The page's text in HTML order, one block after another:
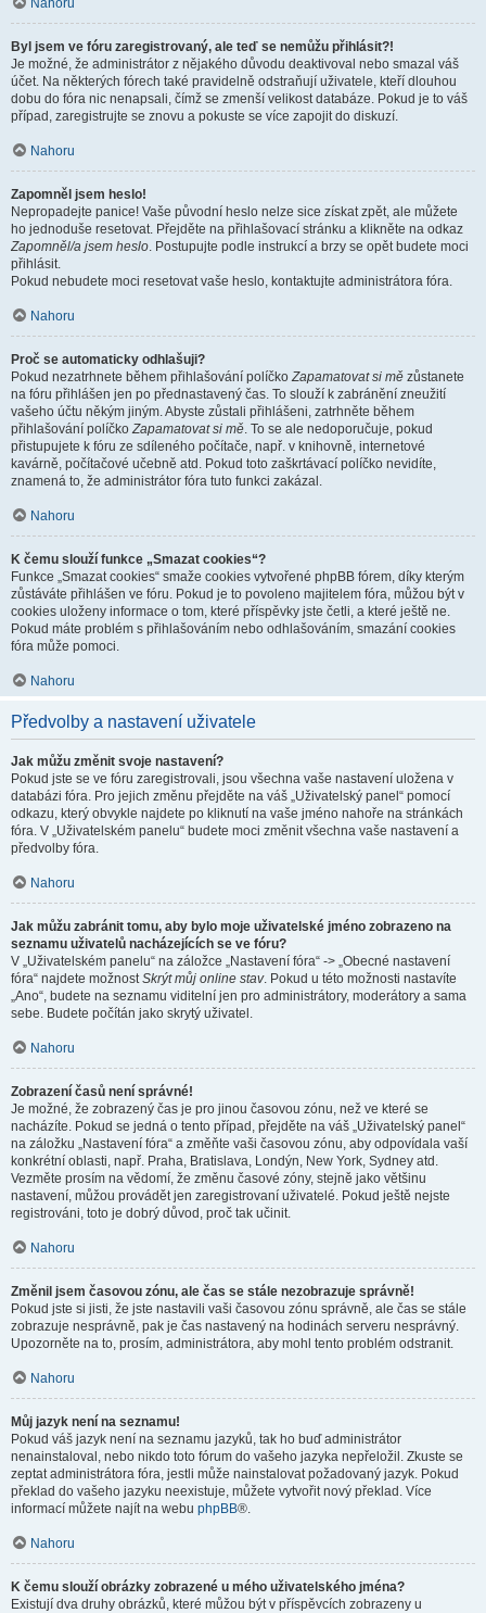
Nahoru
Byl jsem ve fóru zaregistrovaný, ale teď se nemůžu přihlásit?!
Je možné, že administrátor z nějakého důvodu deaktivoval nebo smazal váš
účet. Na některých fórech také pravidelně odstraňují uživatele, kteří dlouhou
dobu do fóra nic nenapsali, čímž se zmenší velikost databáze. Pokud je to váš
případ, zaregistrujte se znovu a pokuste se více zapojit do diskuzí.
Nahoru
Zapomněl jsem heslo!
Nepropadejte panice! Vaše původní heslo nelze sice získat zpět, ale můžete
ho jednoduše resetovat. Přejděte na přihlašovací stránku a klikněte na odkaz
Zapomněl/a jsem heslo. Postupujte podle instrukcí a brzy se opět budete moci
přihlásit.
Pokud nebudete moci resetovat vaše heslo, kontaktujte administrátora fóra.
Nahoru
Proč se automaticky odhlašuji?
Pokud nezatrhnete během přihlašování políčkoZapamatovat si mě zůstanete
na fóru přihlášen jen po přednastavený čas. To slouží k zabránění zneužití
vašeho účtu někým jiným. Abyste zůstali přihlášeni, zatrhněte během
přihlašování políčkoZapamatovat si mě. To se ale nedoporučuje, pokud
přistupujete k fóru ze sdíleného počítače, např. v knihovně, internetové
kavárně, počítačové učebně atd. Pokud toto zaškrtávací políčko nevidíte,
znamená to, že administrátor fóra tuto funkci zakázal.
Nahoru
K čemu slouží funkce „Smazat cookies“?
Funkce „Smazat cookies“ smaže cookies vytvořené phpBB fórem, díky kterým
zůstáváte přihlášen ve fóru. Pokud je to povoleno majitelem fóra, můžou být v
cookies uloženy informace o tom, které příspěvky jste četli, a které ještě ne.
Pokud máte problém s přihlašováním nebo odhlašováním, smazání cookies
fóra může pomoci.
Nahoru
Předvolby a nastavení uživatele
Jak můžu změnit svoje nastavení?
Pokud jste se ve fóru zaregistrovali, jsou všechna vaše nastavení uložena v
databázi fóra. Pro jejich změnu přejděte na váš „Uživatelský panel“ pomocí
odkazu, který obvykle najdete po kliknutí na vaše jméno nahoře na stránkách
fóra. V „Uživatelském panelu“ budete moci změnit všechna vaše nastavení a
předvolby fóra.
Nahoru
Jak můžu zabránit tomu, aby bylo moje uživatelské jméno zobrazeno na
seznamu uživatelů nacházejících se ve fóru?
V „Uživatelském panelu“ na záložce „Nastavení fóra“ -> „Obecné nastavení
fóra“ najdete možnostSkrýt můj online stav. Pokud u této možnosti nastavíte
„Ano“, budete na seznamu viditelní jen pro administrátory, moderátory a sama
sebe. Budete počítán jako skrytý uživatel.
Nahoru
Zobrazení časů není správné!
Je možné, že zobrazený čas je pro jinou časovou zónu, než ve které se
nacházíte. Pokud se jedná o tento případ, přejděte na váš „Uživatelský panel“
na záložku „Nastavení fóra“ a změňte vaši časovou zónu, aby odpovídala vaší
konkrétní oblasti, např. Praha, Bratislava, Londýn, New York, Sydney atd.
Vezměte prosím na vědomí, že změnu časové zóny, stejně jako většinu
nastavení, můžou provádět jen zaregistrovaní uživatelé. Pokud ještě nejste
registrováni, toto je dobrý důvod, proč tak učinit.
Nahoru
Změnil jsem časovou zónu, ale čas se stále nezobrazuje správně!
Pokud jste si jisti, že jste nastavili vaši časovou zónu správně, ale čas se stále
zobrazuje nesprávně, pak je čas nastavený na hodinách serveru nesprávný.
Upozorněte na to, prosím, administrátora, aby mohl tento problém odstranit.
Nahoru
Můj jazyk není na seznamu!
Pokud váš jazyk není na seznamu jazyků, tak ho buď administrátor
nenainstaloval, nebo nikdo toto fórum do vašeho jazyka nepřeložil. Zkuste se
zeptat administrátora fóra, jestli může nainstalovat požadovaný jazyk. Pokud
překlad do vašeho jazyku neexistuje, můžete vytvořit nový překlad. Více
informací můžete najít na webu phpBB®.
Nahoru
K čemu slouží obrázky zobrazené u mého uživatelského jména?
Existují dva druhy obrázků, které můžou být v příspěvcích zobrazeny u